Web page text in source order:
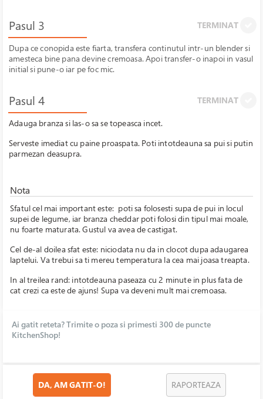
Pasul 3 TERMINAT
Dupa ce conopida este fiarta, transfera continutul intr-un blender si
amesteca bine pana devine cremoasa. Apoi transfer-o inapoi in vasul
initial si pune-o iar pe foc mic.
Pasul 4 TERMINAT
Adauga branza si las-o sa se topeasca incet.
Serveste imediat cu paine proaspata. Poti intotdeauna sa pui si putin
parmezan deasupra.
Nota
Sfatul cel mai important este: poti sa folosesti supa de pui in locul
supei de legume, iar branza cheddar poti folosi din tipul mai moale,
nu foarte maturata. Gustul va avea de castigat.
Cel de-al doilea sfat este: niciodata nu da in clocot dupa adaugarea
laptelui. Va trebui sa ti mereu temperatura la cea mai joasa treapta.
In al treilea rand: intotdeauna paseaza cu 2 minute in plus fata de
cat crezi ca este de ajuns! Supa va deveni mult mai cremoasa.
Ai gatit reteta? Trimite o poza si primesti 300 de puncte
KitchenShop!
DA, AM GATIT-O! RAPORTEAZA